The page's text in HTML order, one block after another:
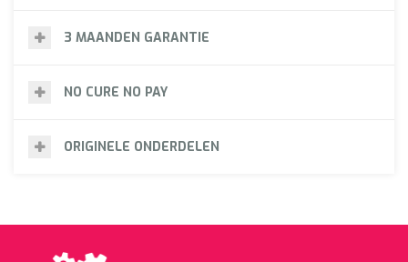
3 MAANDEN GARANTIE
NO CURE NO PAY
ORIGINELE ONDERDELEN